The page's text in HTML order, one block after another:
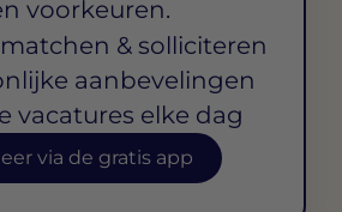
voorkeuren.
& solliciteren
aanbevelingen
vacatures elke dag
via de gratis app